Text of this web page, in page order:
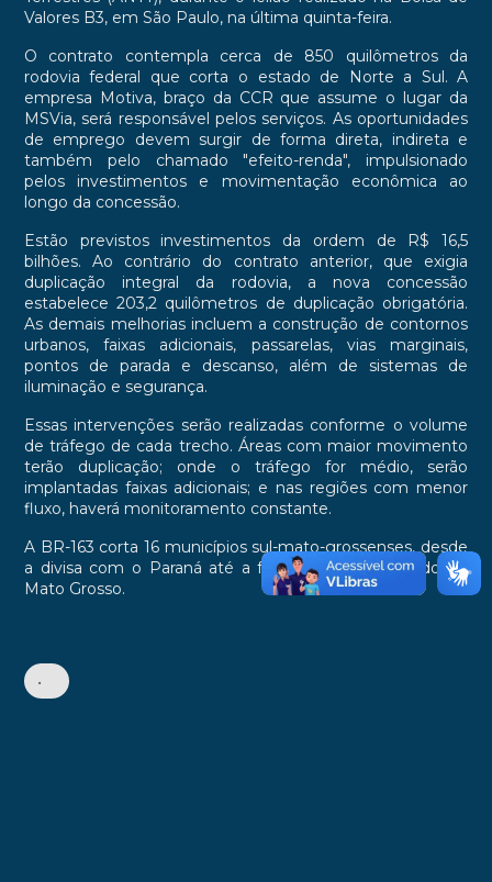
Valores B3, em São Paulo, na última quinta-feira.
O contrato contempla cerca de 850 quilômetros da
rodovia federal que corta o estado de Norte a Sul. A
empresa Motiva, braço da CCR que assume o lugar da
MSVia, será responsável pelos serviços. As oportunidades
de emprego devem surgir de forma direta, indireta e
também pelo chamado "efeito-renda", impulsionado
pelos investimentos e movimentação econômica ao
longo da concessão.
Estão previstos investimentos da ordem de R$ 16,5
bilhões. Ao contrário do contrato anterior, que exigia
duplicação integral da rodovia, a nova concessão
estabelece 203,2 quilômetros de duplicação obrigatória.
As demais melhorias incluem a construção de contornos
urbanos, faixas adicionais, passarelas, vias marginais,
pontos de parada e descanso, além de sistemas de
iluminação e segurança.
Essas intervenções serão realizadas conforme o volume
de tráfego de cada trecho. Áreas com maior movimento
terão duplicação; onde o tráfego for médio, serão
implantadas faixas adicionais; e nas regiões com menor
fluxo, haverá monitoramento constante.
A BR-163 corta 16 municípios sul-mato-grossenses, desde
a divisa com o Paraná até a fronteira com o estado de
Mato Grosso.
•